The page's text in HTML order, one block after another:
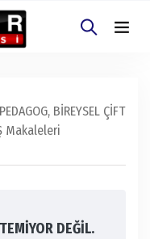
BİREYSEL ÇİFT
Makaleleri
DEĞİL.